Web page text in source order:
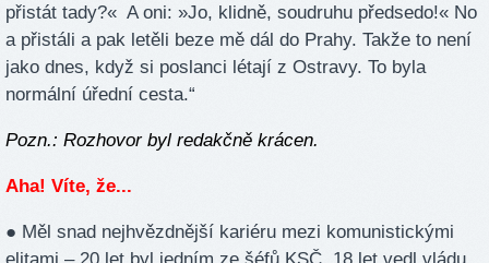
přistát tady?« A oni: »Jo, klidně, soudruhu předsedo!« No
a přistáli a pak letěli beze mě dál do Prahy. Takže to není
jako dnes, když si poslanci létají z Ostravy. To byla
normální úřední cesta.“
Pozn.: Rozhovor byl redakčně krácen.
Aha! Víte, že...
● Měl snad nejhvězdnější kariéru mezi komunistickými